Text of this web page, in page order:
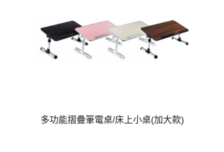
多功能摺疊筆電桌/床上小桌(加大款)